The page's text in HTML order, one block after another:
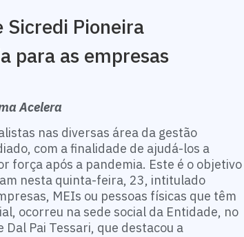
Sicredi Pioneira
para as empresas
Acelera
nas diversas área da gestão
com a finalidade de ajudá-los a
força após a pandemia. Este é o objetivo
nesta quinta-feira, 23, intitulado
MEIs ou pessoas físicas que têm
ocorreu na sede social da Entidade, no
Pai Tessari, que destacou a